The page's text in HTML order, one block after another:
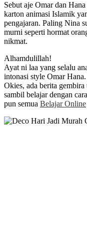
Sebut aje Omar dan
karton animasi Islamik
pengajaran. Paling Nina
murni seperti hormat
nikmat.
Alhamdulillah!
Ayat ni laa yang selalu
intonasi style Omar
Okies, ada berita
sambil belajar dengan
pun semua Belajar Online